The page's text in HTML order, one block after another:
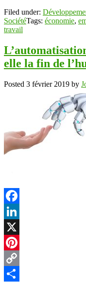
Filed under:
SociétéTags: économie,
travail
elle la fin de
Posted 3 février 2019 by
Facebook
LinkedIn
X
Pinterest
Copy